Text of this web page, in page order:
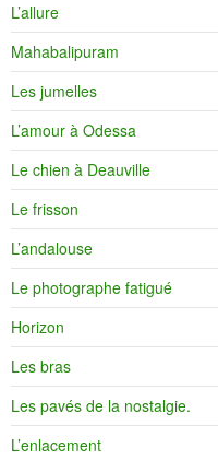
L’allure
Mahabalipuram
Les jumelles
L’amour à Odessa
Le chien à Deauville
Le frisson
L’andalouse
Le photographe fatigué
Horizon
Les bras
Les pavés de la nostalgie.
L’enlacement